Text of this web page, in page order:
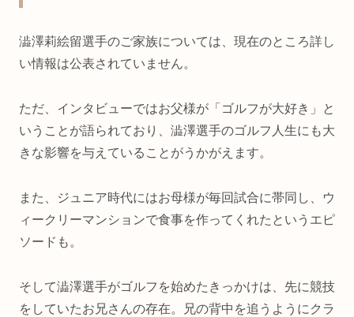
澁澤莉絵留選手のご家族については、現在のところ詳し
い情報は公表されていません。
ただ、インタビューではお父様が「ゴルフが大好き」と
いうことが語られており、澁澤選手のゴルフ人生にも大
きな影響を与えていることがうかがえます。
また、ジュニア時代にはお母様が毎回試合に帯同し、ウ
ィークリーマンションで食事を作ってくれたというエピ
ソードも。
そして澁澤選手がゴルフを始めたきっかけは、先に競技
をしていたお兄さんの存在。兄の背中を追うようにクラ